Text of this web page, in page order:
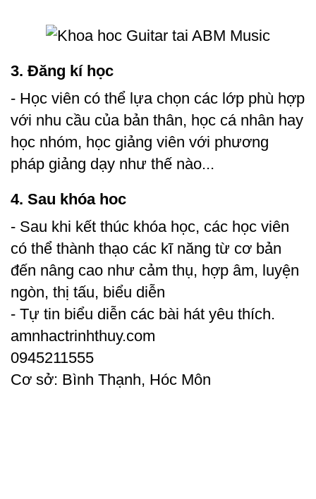
3. Đăng kí học
- Học viên có thể lựa chọn các lớp phù hợp
với nhu cầu của bản thân, học cá nhân hay
học nhóm, học giảng viên với phương
pháp giảng dạy như thế nào...
4. Sau khóa hoc
- Sau khi kết thúc khóa học, các học viên
có thể thành thạo các kĩ năng từ cơ bản
đến nâng cao như cảm thụ, hợp âm, luyện
ngòn, thị tấu, biểu diễn
- Tự tin biểu diễn các bài hát yêu thích.
amnhactrinhthuy.com
0945211555
Cơ sở: Bình Thạnh, Hóc Môn